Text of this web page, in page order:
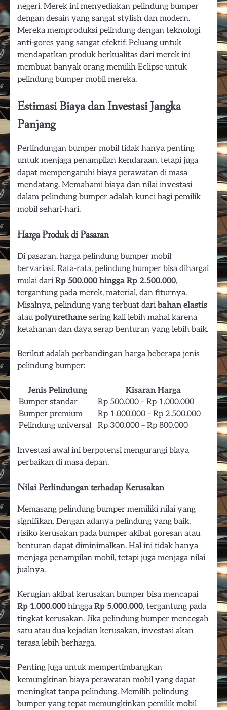
negeri. Merek ini menyediakan pelindung bumper
dengan desain yang sangat stylish dan modern.
Mereka memproduksi pelindung dengan teknologi
anti-gores yang sangat efektif. Peluang untuk
mendapatkan produk berkualitas dari merek ini
membuat banyak orang memilih Eclipse untuk
pelindung bumper mobil mereka.
Estimasi Biaya dan Investasi Jangka
Panjang
Perlindungan bumper mobil tidak hanya penting
untuk menjaga penampilan kendaraan, tetapi juga
dapat mempengaruhi biaya perawatan di masa
mendatang. Memahami biaya dan nilai investasi
dalam pelindung bumper adalah kunci bagi pemilik
mobil sehari-hari.
Harga Produk di Pasaran
Di pasaran, harga pelindung bumper mobil
bervariasi. Rata-rata, pelindung bumper bisa dihargai
mulai dariRp 500.000 hingga Rp 2.500.000,
tergantung pada merek, material, dan fiturnya.
Misalnya, pelindung yang terbuat daribahan elastis
ataupolyurethane sering kali lebih mahal karena
ketahanan dan daya serap benturan yang lebih baik.
Berikut adalah perbandingan harga beberapa jenis
pelindung bumper:
Jenis Pelindung
Kisaran Harga
Bumper standar
Rp 500.000 – Rp 1.000.000
Bumper premium
Rp 1.000.000 – Rp 2.500.000
Pelindung universal
Rp 300.000 – Rp 800.000
Investasi awal ini berpotensi mengurangi biaya
perbaikan di masa depan.
Nilai Perlindungan terhadap Kerusakan
Memasang pelindung bumper memiliki nilai yang
signifikan. Dengan adanya pelindung yang baik,
risiko kerusakan pada bumper akibat goresan atau
benturan dapat diminimalkan. Hal ini tidak hanya
menjaga penampilan mobil, tetapi juga menjaga nilai
jualnya.
Kerugian akibat kerusakan bumper bisa mencapai
Rp 1.000.000 hinggaRp 5.000.000, tergantung pada
tingkat kerusakan. Jika pelindung bumper mencegah
satu atau dua kejadian kerusakan, investasi akan
terasa lebih berharga.
Penting juga untuk mempertimbangkan
kemungkinan biaya perawatan mobil yang dapat
meningkat tanpa pelindung. Memilih pelindung
bumper yang tepat memungkinkan pemilik mobil